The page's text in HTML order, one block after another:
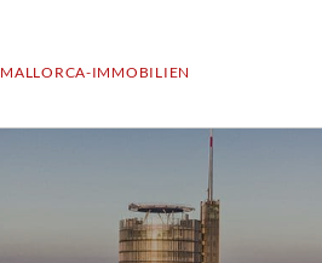
MALLORCA-IMMOBILIEN